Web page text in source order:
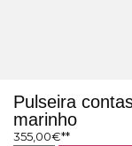
Pulseira
marinho
355,00€